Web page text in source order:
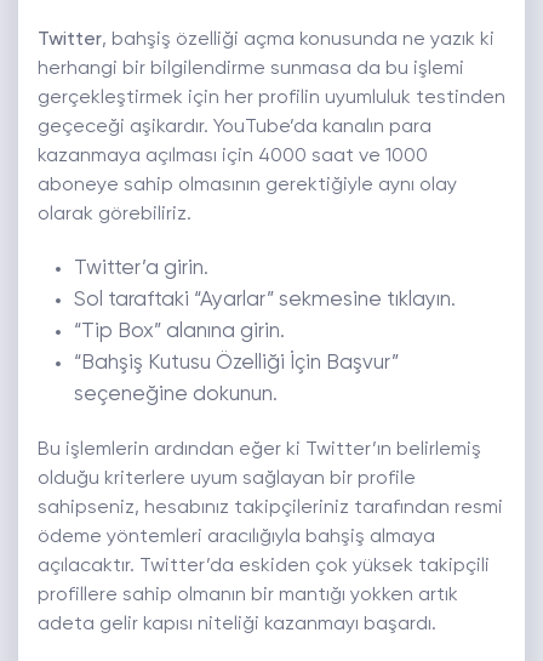
Twitter, bahşiş özelliği açma konusunda ne yazık ki
herhangi bir bilgilendirme sunmasa da bu işlemi
gerçekleştirmek için her profilin uyumluluk testinden
geçeceği aşikardır. YouTube’da kanalın para
kazanmaya açılması için 4000 saat ve 1000
aboneye sahip olmasının gerektiğiyle aynı olay
olarak görebiliriz.
Twitter’a girin.
Sol taraftaki “Ayarlar” sekmesine tıklayın.
“Tip Box” alanına girin.
“Bahşiş Kutusu Özelliği İçin Başvur”
seçeneğine dokunun.
Bu işlemlerin ardından eğer ki Twitter’ın belirlemiş
olduğu kriterlere uyum sağlayan bir profile
sahipseniz, hesabınız takipçileriniz tarafından resmi
ödeme yöntemleri aracılığıyla bahşiş almaya
açılacaktır. Twitter’da eskiden çok yüksek takipçili
profillere sahip olmanın bir mantığı yokken artık
adeta gelir kapısı niteliği kazanmayı başardı.